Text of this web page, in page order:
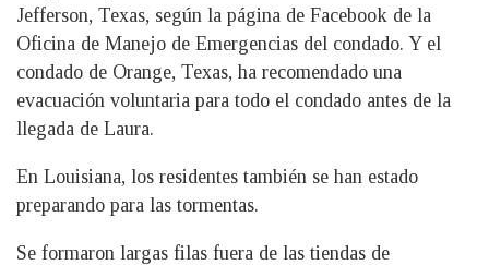
Jefferson, Texas, según la página de Facebook de la
Oficina de Manejo de Emergencias del condado. Y el
condado de Orange, Texas, ha recomendado una
evacuación voluntaria para todo el condado antes de la
llegada de Laura.
En Louisiana, los residentes también se han estado
preparando para las tormentas.
Se formaron largas filas fuera de las tiendas de